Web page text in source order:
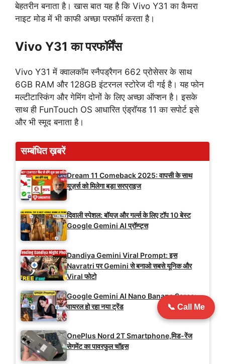
📞 Call Me
बेहतरीन बनाता है। खास बात यह है कि Vivo Y31 का कैमरा
नाइट मोड में भी काफी अच्छा परफॉर्म करता है।
Vivo Y31 का परफॉर्मेंस
Vivo Y31 में क्वालकॉम स्नैपड्रैगन 662 प्रोसेसर के साथ
6GB RAM और 128GB इंटरनल स्टोरेज दी गई है। यह फोन
मल्टीटास्किंग और गेमिंग दोनों के लिए अच्छा ऑप्शन है। इसके
साथ ही FunTouch OS आधारित एंड्रॉयड 11 का सपोर्ट इसे
और भी स्मूद बनाता है।
सम्बंधित ख़बरें
Dream 11 Comeback 2025: वापसी के साथ
यूज़र्स को मिलेगा बड़ा सरप्राइज
दिवाली स्पेशल: बॉयज़ और गर्ल्स के लिए टॉप 10 बेस्ट
Google Gemini AI प्रॉम्प्ट्स
Dandiya Gemini Viral Prompt: इस
Navratri पर Gemini से बनाओ सबसे यूनिक और
Viral फोटो
Google Gemini AI Nano Banana Saree:
वायरल हो रहा नया ट्रेंड
OnePlus Nord 2T Smartphone,मिड-रेंज
सेगमेंट का पावरफुल चॉइस